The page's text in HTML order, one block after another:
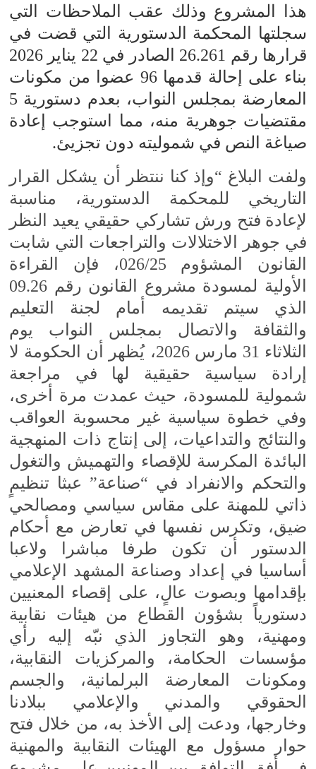
هذا المشروع وذلك عقب الملاحظات التي
سجلتها المحكمة الدستورية التي قضت في
قرارها رقم 26.261 الصادر في 22 يناير 2026
بناء على إحالة قدمها 96 عضوا من مكونات
المعارضة بمجلس النواب، بعدم دستورية 5
مقتضيات جوهرية منه، مما استوجب إعادة
صياغة النص في شموليته دون تجزيئ.
ولفت البلاغ “وإذ كنا ننتظر أن يشكل القرار
التاريخي للمحكمة الدستورية، مناسبة
لإعادة فتح ورش تشاركي حقيقي يعيد النظر
في جوهر الاختلالات والتراجعات التي شابت
القانون المشؤوم 026/25، فإن القراءة
الأولية لمسودة مشروع القانون رقم 09.26
الذي سيتم تقديمه أمام لجنة التعليم
والثقافة والاتصال بمجلس النواب يوم
الثلاثاء 31 مارس 2026، يُظهر أن الحكومة لا
إرادة سياسية حقيقية لها في مراجعة
شمولية للمسودة، حيث عمدت مرة أخرى،
وفي خطوة سياسية غير محسوبة العواقب
والنتائج والتداعيات، إلى إنتاج ذات المنهجية
البائدة المكرسة للإقصاء والتهميش والتغول
والتحكم والانفراد في “صناعة” عبثا تنظيمٍ
ذاتي للمهنة على مقاس سياسي ومصالحي
ضيق، وتكرس نفسها في تعارض مع أحكام
الدستور أن تكون طرفا مباشرا ولاعبا
أساسيا في إعداد وصناعة المشهد الإعلامي
بإقدامها وبصوت عالٍ، على إقصاء المعنيين
دستورياً بشؤون القطاع من هيئات نقابية
ومهنية، وهو التجاوز الذي نبّه إليه رأي
مؤسسات الحكامة، والمركزيات النقابية،
ومكونات المعارضة البرلمانية، والجسم
الحقوقي والمدني والإعلامي ببلادنا
وخارجها، ودعت إلى الأخذ به، من خلال فتح
حوار مسؤول مع الهيئات النقابية والمهنية